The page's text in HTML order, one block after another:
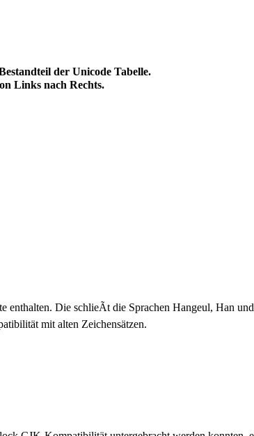
der Unicode Tabelle.
Links nach Rechts.
Die schlieÃt die Sprachen Hangeul, Han
mit alten Zeichensätzen.